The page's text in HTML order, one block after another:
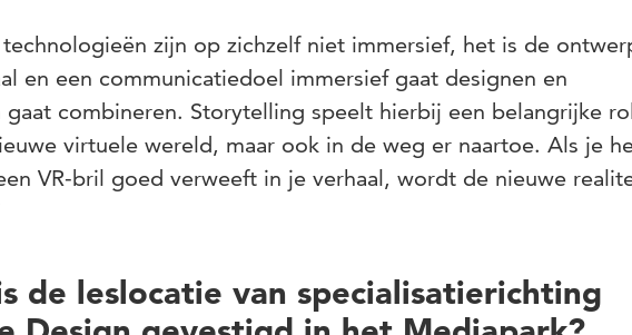
zijn op zichzelf niet immersief, het is de
en een communicatiedoel immersief gaat designen en
combineren. Storytelling speelt hierbij een belangrijke
virtuele wereld, maar ook in de weg er naartoe. Als je
VR-bril goed verweeft in je verhaal, wordt de nieuwe
de leslocatie van specialisatierichting